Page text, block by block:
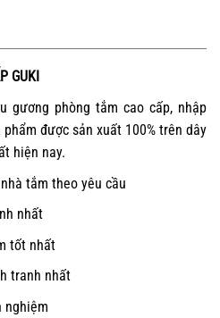
GUKI
gương phòng tắm cao cấp, nhập
được sản xuất 100% trên dây
hiện nay.
tắm theo yêu cầu
nhất
tốt nhất
tranh nhất
nghiệm